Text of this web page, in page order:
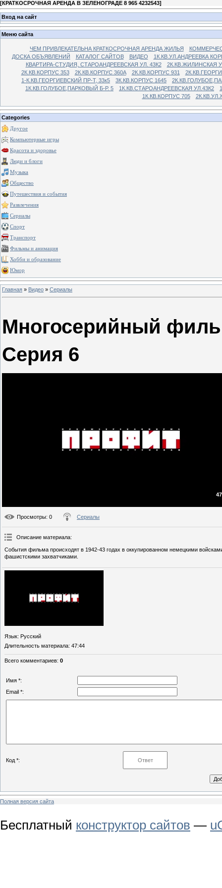
[КРАТКОСРОЧНАЯ АРЕНДА В ЗЕЛЕНОГРАДЕ 8 965 4232543]
Вход на сайт
Меню сайта
ЧЕМ ПРИВЛЕКАТЕЛЬНА КРАТКОСРОЧНАЯ АРЕНДА ЖИЛЬЯ
ДОСКА ОБЪЯВЛЕНИЙ
КАТАЛОГ САЙТОВ ВИДЕО
1К.КВ.УЛ.АНДРЕЕВКА
КВАРТИРА-СТУДИЯ, СТАРОАНДРЕЕВСКАЯ УЛ. 43К2
2К.КВ.ЖИЛИНСКАЯ
2К.КВ.КОРПУС 353
2К.КВ.КОРПУС 360А 2К.КВ.КОРПУС 931
1-К.КВ.ГЕОРГИЕВСКИЙ ПР-Т, 33к5
3К.КВ.КОРПУС 1645
1К.КВ.ГОЛУБОЕ,ПАРКОВЫЙ Б-Р. 5
1К.КВ.СТАРОАНДРЕЕВСКАЯ УЛ.43К2
1К.КВ.КОРПУС 705
Categories
Другое
Компьютерные игры
Красота и здоровье
Люди и блоги
Музыка
Общество
Путешествия и события
Развлечения
Сериалы
Спорт
Транспорт
Фильмы и анимация
Хобби и образование
Юмор
Главная » Видео » Сериалы
Многосерийный
Серия 6
Просмотры: 0 Сериалы
Описание материала:
События фильма происходят в 1942-43 годах в оккупированном немецкими
фашистскими захватчиками.
Язык: Русский
Длительность материала: 47:44
Всего комментариев: 0
Имя *:
Email *:
Код *:
Полная версия сайта
Бесплатный конструктор сайтов —